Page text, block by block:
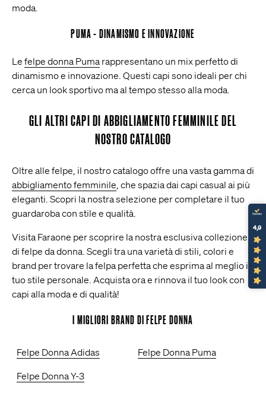
moda.
PUMA - DINAMISMO E INNOVAZIONE
Le felpe donna Puma rappresentano un mix perfetto di
dinamismo e innovazione. Questi capi sono ideali per chi
cerca un look sportivo ma al tempo stesso alla moda.
GLI ALTRI CAPI DI ABBIGLIAMENTO FEMMINILE DEL
NOSTRO CATALOGO
Oltre alle felpe, il nostro catalogo offre una vasta gamma di
abbigliamento femminile , che spazia dai capi casual ai più
eleganti. Scopri la nostra selezione per completare il tuo
guardaroba con stile e qualità.
Visita Faraone per scoprire la nostra esclusiva collezione
di felpe da donna. Scegli tra una varietà di stili, colori e
brand per trovare la felpa perfetta che esprima al meglio il
tuo stile personale. Acquista ora e rinnova il tuo look con
capi alla moda e di qualità!
I MIGLIORI BRAND DI FELPE DONNA
Felpe Donna Adidas
Felpe Donna Puma
Felpe Donna Y-3
4,9